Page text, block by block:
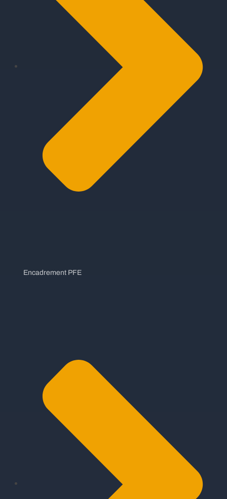
Encadrement PFE